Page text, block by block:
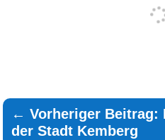
←Vorheriger Beitrag:
der Stadt Kemberg